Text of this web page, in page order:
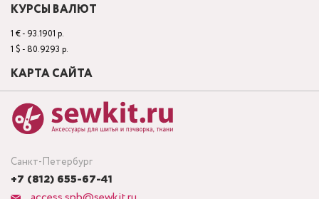
Санкт-Петербург
+7 (812) 655-67-41
КУРСЫ ВАЛЮТ
1 € - 93.1901 р.
1 $ - 80.9293 р.
КАРТА САЙТА